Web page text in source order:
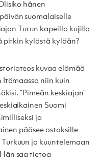
hänen
suomalaiselle
Turun kapeilla kujilla
pitkin kylästä kylään?
kuvaa elämää
Itämaassa niin kuin
”Pimeän keskiajan”
Suomi
ja
pääsee ostoksille
ja kuuntelemaan
saa tietoa